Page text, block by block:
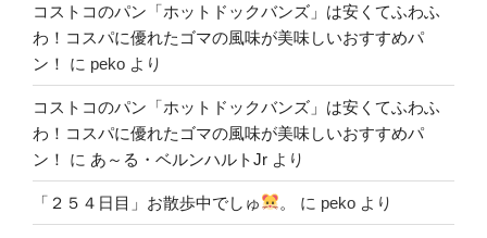
コストコのパン「ホットドックバンズ」は安くてふわふ
わ！コスパに優れたゴマの風味が美味しいおすすめパ
ン！
に peko より
コストコのパン「ホットドックバンズ」は安くてふわふ
わ！コスパに優れたゴマの風味が美味しいおすすめパ
ン！
に あ～る・ベルンハルトJr より
「２５４日目」お散歩中でしゅ 。 に peko より